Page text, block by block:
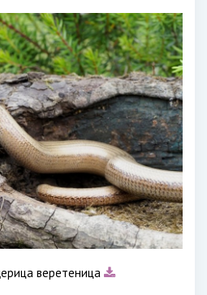
веретеница